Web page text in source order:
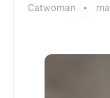
Catwoman